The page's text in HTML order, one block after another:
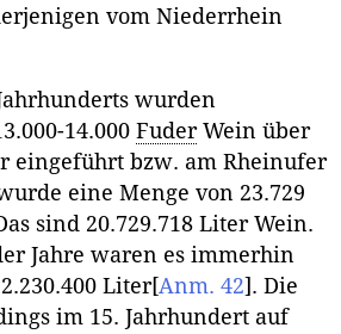
vom Niederrhein
wurden
14.000 FuderWein über
eingeführt bzw. am Rheinufer
eine Menge von 23.729
sind 20.729.718 Liter Wein.
Jahre waren es immerhin
Liter[Anm. 42] . Die
im 15. Jahrhundert auf